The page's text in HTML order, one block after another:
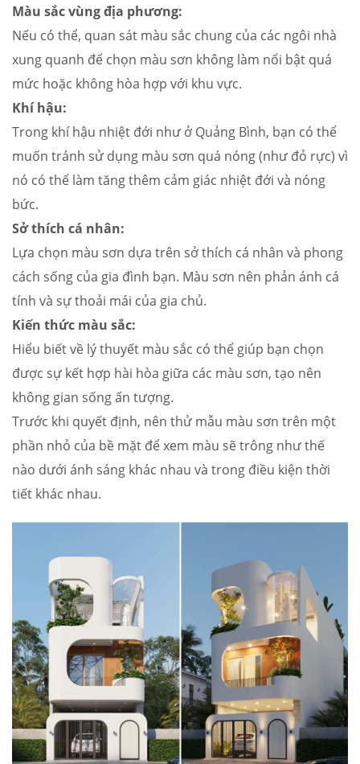
Màu sắc vùng địa phương:
Nếu có thể, quan sát màu sắc chung của các ngôi nhà
xung quanh để chọn màu sơn không làm nổi bật quá
mức hoặc không hòa hợp với khu vực.
Khí hậu:
Trong khí hậu nhiệt đới như ở Quảng Bình, bạn có thể
muốn tránh sử dụng màu sơn quá nóng (như đỏ rực) vì
nó có thể làm tăng thêm cảm giác nhiệt đới và nóng
bức.
Sở thích cá nhân:
Lựa chọn màu sơn dựa trên sở thích cá nhân và phong
cách sống của gia đình bạn. Màu sơn nên phản ánh cá
tính và sự thoải mái của gia chủ.
Kiến thức màu sắc:
Hiểu biết về lý thuyết màu sắc có thể giúp bạn chọn
được sự kết hợp hài hòa giữa các màu sơn, tạo nên
không gian sống ấn tượng.
Trước khi quyết định, nên thử mẫu màu sơn trên một
phần nhỏ của bề mặt để xem màu sẽ trông như thế
nào dưới ánh sáng khác nhau và trong điều kiện thời
tiết khác nhau.